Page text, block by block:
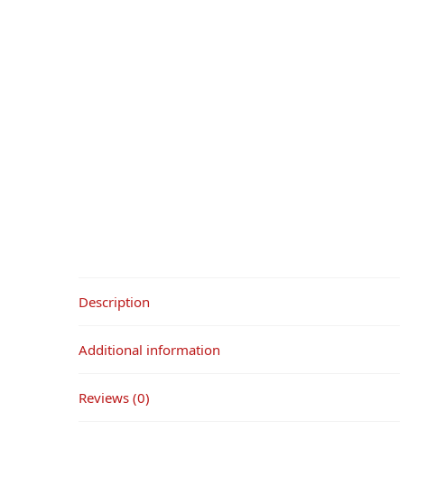
Description
Additional information
Reviews (0)